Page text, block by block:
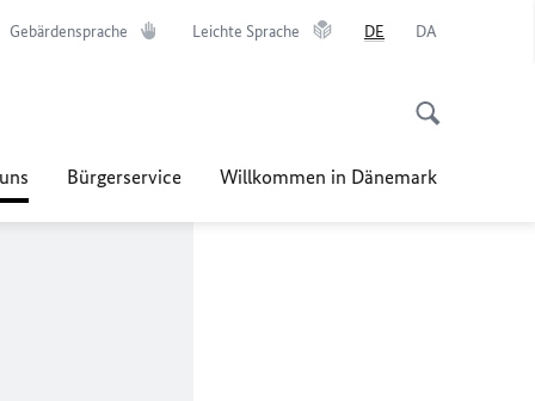
Gebärdensprache Leichte Sprache DE DA
Bürgerservice Willkommen in Dänemark